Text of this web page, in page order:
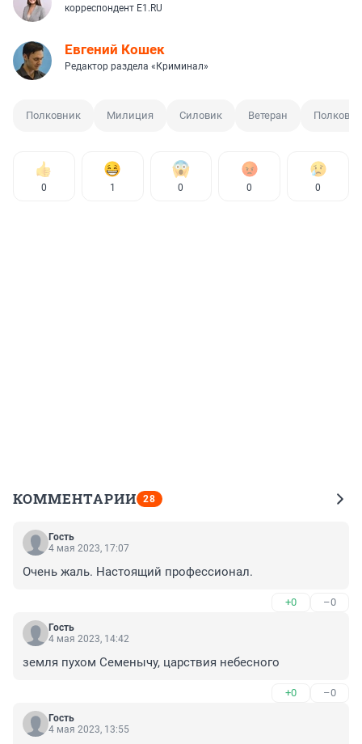
корреспондент E1.RU
Евгений Кошек
Редактор раздела «Криминал»
Полковник Милиция Силовик Ветеран
0 1 0 0 0
КОММЕНТАРИИ 28
Гость
4 мая 2023, 17:07
Очень жаль. Настоящий профессионал.
+0 –0
Гость
4 мая 2023, 14:42
земля пухом Семенычу, царствия небесного
+0 –0
Гость
4 мая 2023, 13:55